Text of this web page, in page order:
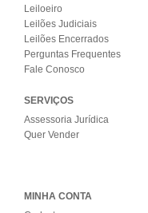
Leiloeiro
Leilões Judiciais
Leilões Encerrados
Perguntas Frequentes
Fale Conosco
SERVIÇOS
Assessoria Jurídica
Quer Vender
MINHA CONTA